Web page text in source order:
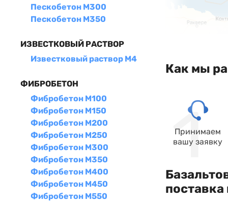
Пескобетон М300
Пескобетон М350
ИЗВЕСТКОВЫЙ РАСТВОР
Известковый раствор М4
ФИБРОБЕТОН
Фибробетон М100
Фибробетон М150
Фибробетон М200
Фибробетон М250
Фибробетон М300
Фибробетон М350
Фибробетон М400
Фибробетон М450
Фибробетон М550
Как мы
Принимаем
вашу заявку
поставка